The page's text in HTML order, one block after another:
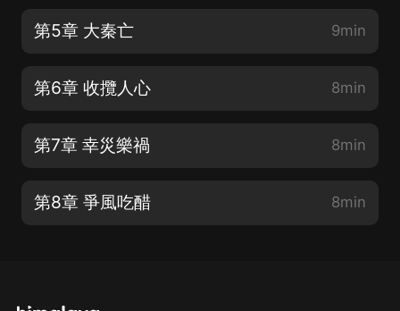
第5章 大秦亡 9min
第6章 收攬人心 8min
第7章 幸災樂禍 8min
第8章 爭風吃醋 8min